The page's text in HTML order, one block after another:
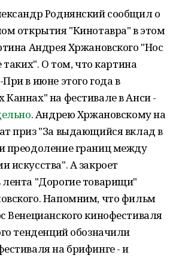
Роднянский сообщил о
открытия "Кинотавра" в этом
Андрея Хржановского "Нос
таких". О том, что картина
в июне этого года в
на фестивале в Анси -
. Андрею Хржановскому на
приз "За выдающийся вклад в
преодоление границ между
искусства". А закроет
"Дорогие товарищи"
Напомним, что фильм
Венецианского кинофестиваля
тенденций обозначили
на брифинге - и